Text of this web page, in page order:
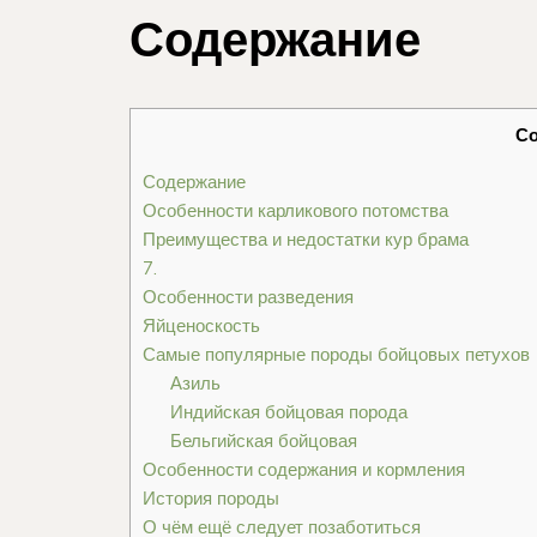
Содержание
Содержание
Особенности карликового потомства
Преимущества и недостатки кур брама
7.
Особенности разведения
Яйценоскость
Самые популярные породы бойцовых петухов
Азиль
Индийская бойцовая порода
Бельгийская бойцовая
Особенности содержания и кормления
История породы
О чём ещё следует позаботиться